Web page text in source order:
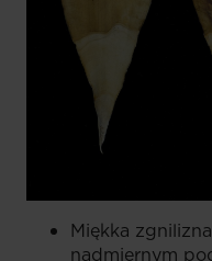
Miękka
nadmiernym